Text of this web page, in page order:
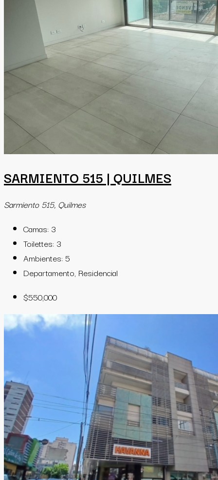
SARMIENTO 515 | QUILMES
Sarmiento 515, Quilmes
Camas: 3
Toilettes: 3
Ambientes:5
Departamento, Residencial
$550,000